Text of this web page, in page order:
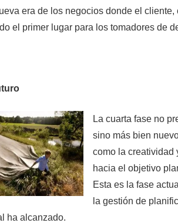
era de los negocios donde el
el primer lugar para los tomadores de
La cuarta fase no
sino más bien
como la creatividad
hacia el objetivo
Esta es la fase
la gestión de
ha alcanzado.